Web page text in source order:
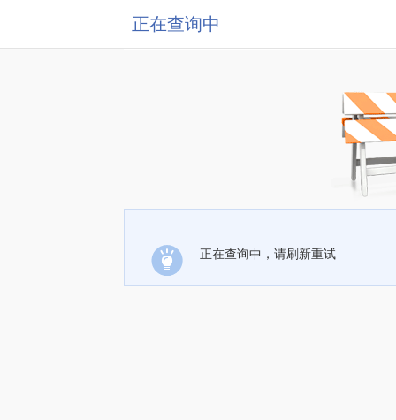
正在查询中
正在查询中，请刷新重试